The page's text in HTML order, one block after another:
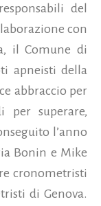
del
con
il Comune di
apneisti della
abbraccio per
per superare,
l’anno
Bonin e Mike
cronometristi
di Genova.